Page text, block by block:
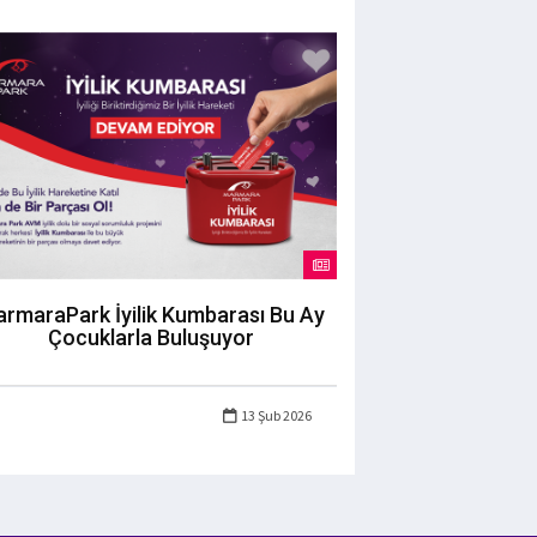
İyilik Kumbarası Bu Ay
Çocuklarla Buluşuyor
13 Şub 2026